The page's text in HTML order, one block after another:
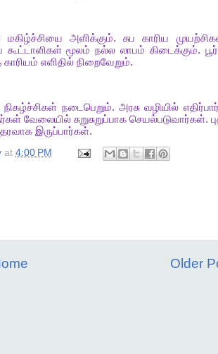
மகிழ்ச்சியை அளிக்கும்.சுப காரிய
கூட்டாளிகள் மூலம் நல்ல லாபம் கிடைக்கும்.
காரியம் எளிதில் நிறைவேறும்.
நிகழ்ச்சிகள் நடைபெறும். அரசு வழியில்
வேலையில் சுறுசுறுப்பாக செயல்படுவார்கள்.
இருப்பார்கள்.
at 4:00 PM
Older